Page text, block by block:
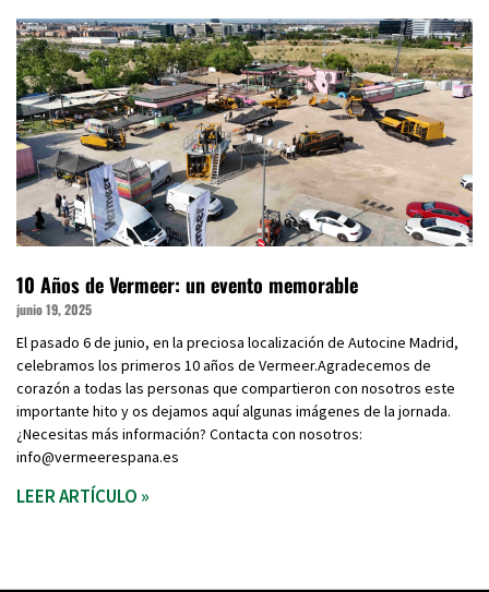
10 Años de Vermeer: un evento memorable
junio 19, 2025
El pasado 6 de junio, en la preciosa localización de Autocine Madrid,
celebramos los primeros 10 años de Vermeer.Agradecemos de
corazón a todas las personas que compartieron con nosotros este
importante hito y os dejamos aquí algunas imágenes de la jornada.
¿Necesitas más información? Contacta con nosotros:
info@vermeerespana.es
LEER ARTÍCULO »